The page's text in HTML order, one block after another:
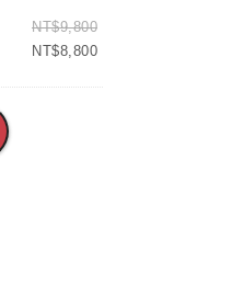
NT$9,800
NT$8,800